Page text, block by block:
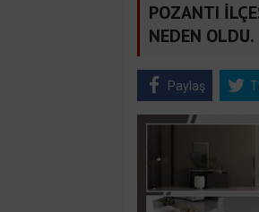
POZANTI
NEDEN OLDU.
Paylaş